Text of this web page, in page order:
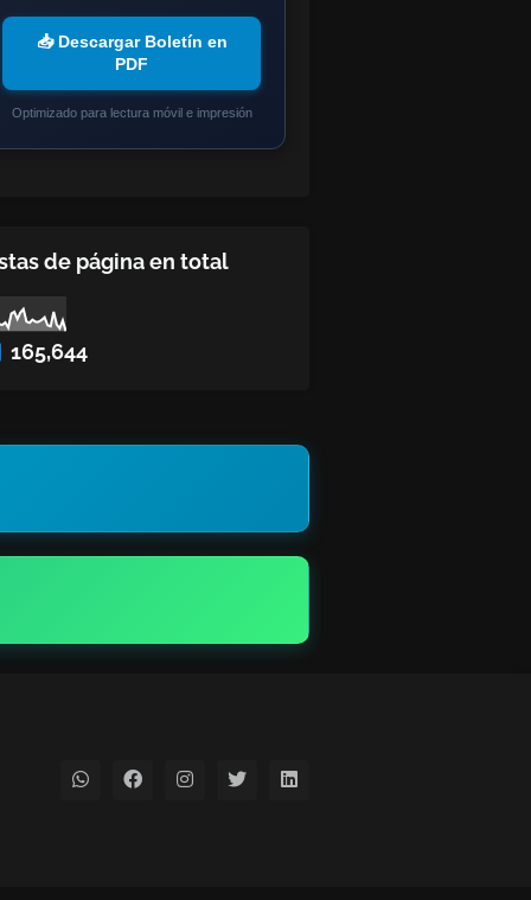
📥 Descargar Boletín en
PDF
Optimizado para lectura móvil e impresión
de página en total
165,644